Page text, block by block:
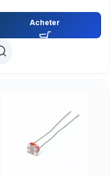
Acheter